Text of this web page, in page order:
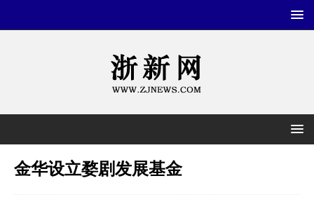
金华设立婺剧发展基金